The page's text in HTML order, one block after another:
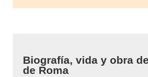
Biografía, vida y obra
de Roma